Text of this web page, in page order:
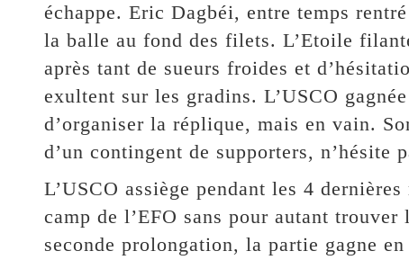
échappe. Eric Dagbéi, entre temps
la balle au fond des filets. L’Etoile
après tant de sueurs froides et
exultent sur les gradins. L’USCO
d’organiser la réplique, mais en vain.
d’un contingent de supporters, n’hésite
L’USCO assiège pendant les 4
camp de l’EFO sans pour autant
seconde prolongation, la partie gagne